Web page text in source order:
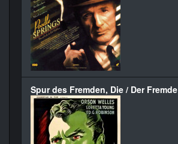
Spur des Fremden, Die / Der Fremde